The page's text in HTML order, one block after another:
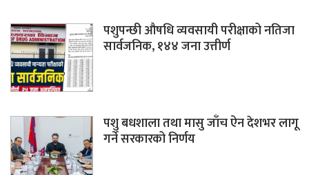
पशुपन्छी औषधि व्यवसायी परीक्षाको नतिजा
सार्वजनिक, १४४ जना उत्तीर्ण
पशु बधशाला तथा मासु जाँच ऐन देशभर लागू
गर्ने सरकारको निर्णय